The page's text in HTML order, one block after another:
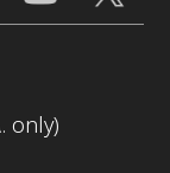
only)